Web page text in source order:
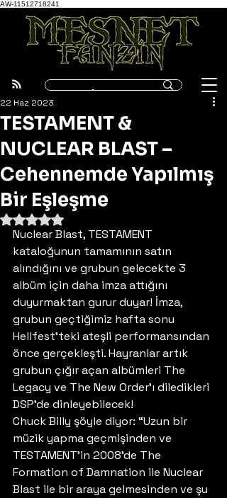
AW-11512718241
TESTAMENT &
NUCLEAR BLAST –
Cehennemde Yapılmış
Bir Eşleşme
22 Haz 2023
5 üzerinden NaN yıldız
Nuclear Blast, TESTAMENT
kataloğunun tamamının satın
alındığını ve grubun gelecekte 3
albüm için daha imza attığını
duyurmaktan gurur duyar! İmza,
grubun geçtiğimiz hafta sonu
Hellfest’teki ateşli performansından
önce gerçekleşti. Hayranlar artık
grubun çığır açan albümleri The
Legacy ve The New Order’ı diledikleri
DSP’de dinleyebilecek!
Chuck Billy şöyle diyor: “Uzun bir
müzik yapma geçmişinden ve
TESTAMENT’in 2008’de The
Formation of Damnation ile Nuclear
Blast ile bir araya gelmesinden ve şu